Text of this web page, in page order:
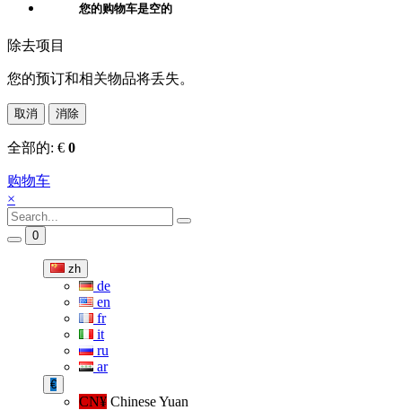
您的购物车是空的
除去项目
您的预订和相关物品将丢失。
取消 消除
全部的: € 0
购物车
×
0
zh
de
en
fr
it
ru
ar
€
CN¥ Chinese Yuan